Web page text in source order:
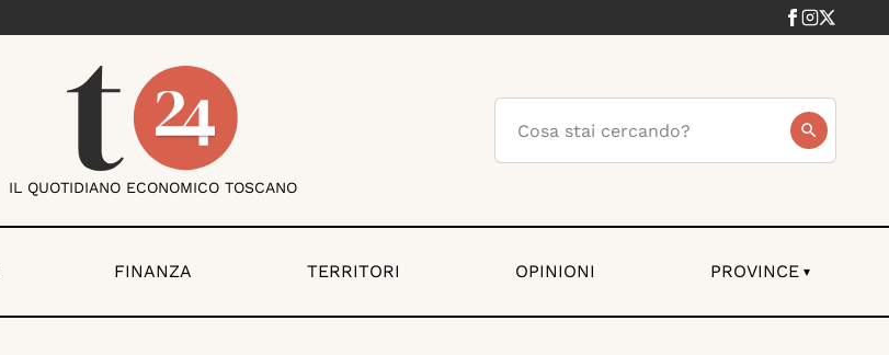
IL QUOTIDIANO ECONOMICO TOSCANO
FINANZA TERRITORI OPINIONI PROVINCE ▾